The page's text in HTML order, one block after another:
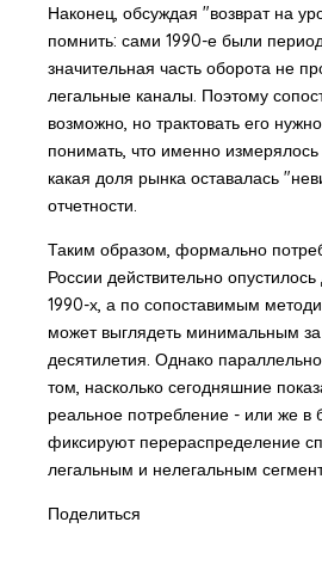
Наконец, обсуждая "возврат на
помнить: сами 1990-е были
значительная часть оборота не
легальные каналы. Поэтому
возможно, но трактовать его
понимать, что именно
какая доля рынка оставалась
отчетности.
Таким образом, формально
России действительно
1990-х, а по сопоставимым
может выглядеть минимальным за
десятилетия. Однако
том, насколько сегодняшние
реальное потребление - или же в
фиксируют перераспределение
легальным и нелегальным
Поделиться